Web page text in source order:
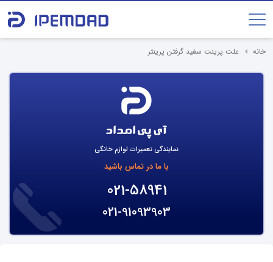
خانه علت پرینت سفید گرفتن پرینتر
نمایندگی تعمیرات لوازم خانگی
با ما در تماس باشید
021-58941
021-91093903